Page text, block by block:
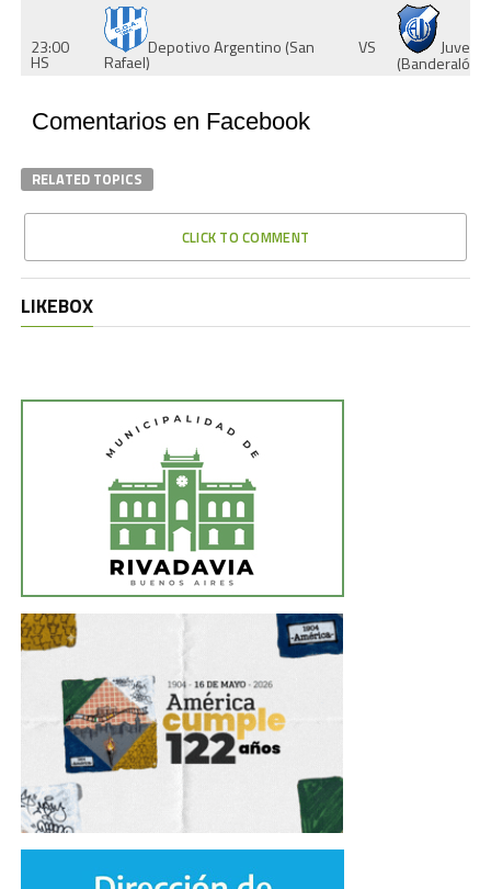
23:00
HS
Depotivo Argentino (San
Rafael)
VS
(Banderaló)
Comentarios en Facebook
RELATED TOPICS
CLICK TO COMMENT
LIKEBOX